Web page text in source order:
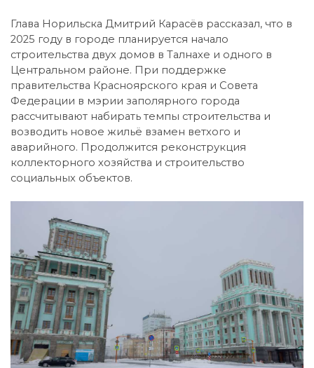
Глава Норильска Дмитрий Карасёв рассказал, что в
2025 году в городе планируется начало
строительства двух домов в Талнахе и одного в
Центральном районе. При поддержке
правительства Красноярского края и Совета
Федерации в мэрии заполярного города
рассчитывают набирать темпы строительства и
возводить новое жильё взамен ветхого и
аварийного. Продолжится реконструкция
коллекторного хозяйства и строительство
социальных объектов.